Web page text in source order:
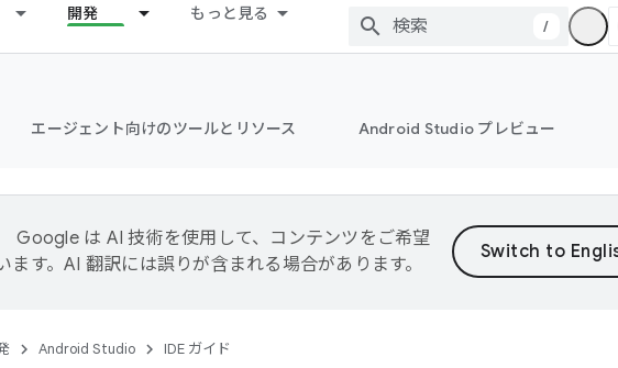
開発 もっと見る
/
エージェント向けのツールとリソース Android Studio プレビュー
Google は AI 技術を使用して、コンテンツをご希望
ます。AI 翻訳には誤りが含まれる場合があります。
Android Studio IDE ガイド